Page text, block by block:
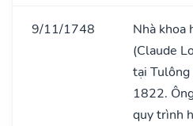
9/11/1748
Nhà khoa
(Claude
tại Tulông
1822.
quy trình